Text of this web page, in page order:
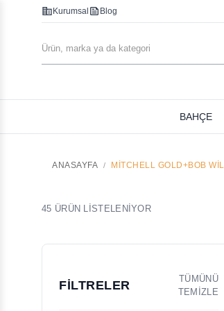
corporate_fare Kurumsal feed Blog
BAHÇE
ANASAYFA MITCHELL GOLD+BOB
45 ÜRÜN LİSTELENİYOR
FİLTRELER
TÜMÜNÜ
TEMİZLE